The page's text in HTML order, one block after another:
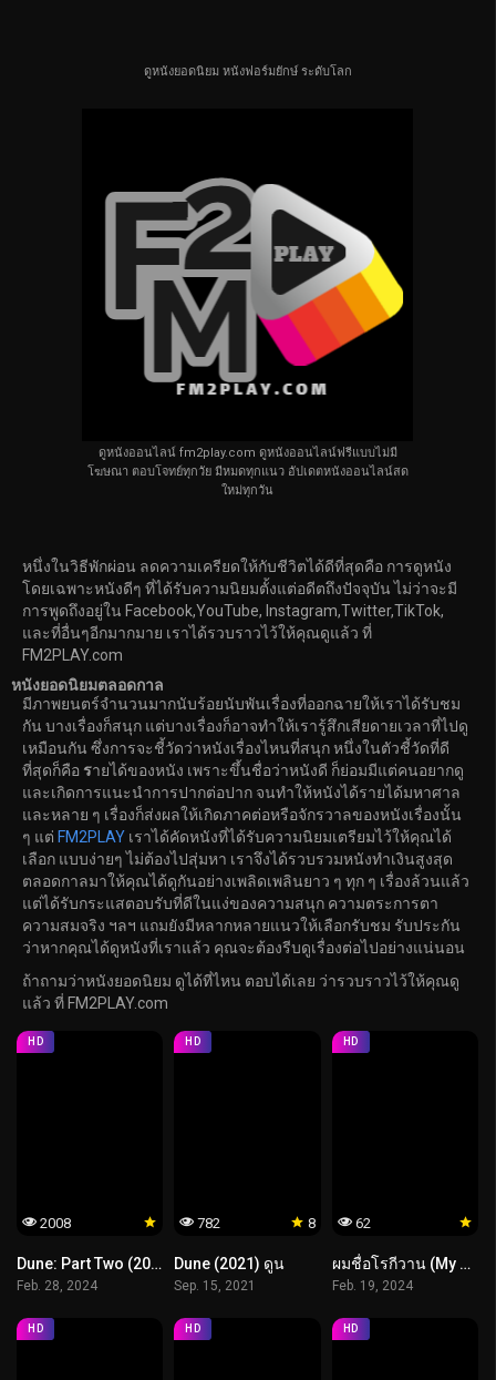
ดูหนังยอดนิยม หนังฟอร์มยักษ์ ระดับโลก
ดูหนังออนไลน์ fm2play.com ดูหนังออนไลน์ฟรีแบบไม่มี
โฆษณา ตอบโจทย์ทุกวัย มีหมดทุกแนว อัปเดตหนังออนไลน์สด
ใหม่ทุกวัน
หนึ่งในวิธีพักผ่อน ลดความเครียดให้กับชีวิตได้ดีที่สุดคือ การดูหนัง
โดยเฉพาะหนังดีๆ ที่ได้รับความนิยมตั้งแต่อดีตถึงปัจจุบัน ไม่ว่าจะมี
การพูดถึงอยู่ใน Facebook,YouTube, Instagram,Twitter,TikTok,
และที่อื่นๆอีกมากมาย เราได้รวบราวไว้ให้คุณดูแล้ว ที่
FM2PLAY.com
หนังยอดนิยมตลอดกาล
มีภาพยนตร์จำนวนมากนับร้อยนับพันเรื่องที่ออกฉายให้เราได้รับชม
กัน บางเรื่องก็สนุก แต่บางเรื่องก็อาจทำให้เรารู้สึกเสียดายเวลาที่ไปดู
เหมือนกัน ซึ่งการจะชี้วัดว่าหนังเรื่องไหนที่สนุก หนึ่งในตัวชี้วัดที่ดี
ที่สุดก็คือ รายได้ของหนัง เพราะขึ้นชื่อว่าหนังดี ก็ย่อมมีแต่คนอยากดู
และเกิดการแนะนำการปากต่อปาก จนทำให้หนังได้รายได้มหาศาล
และหลาย ๆ เรื่องก็ส่งผลให้เกิดภาคต่อหรือจักรวาลของหนังเรื่องนั้น
ๆ แต่ FM2PLAY เราได้คัดหนังที่ได้รับความนิยมเตรียมไว้ให้คุณได้
เลือก แบบง่ายๆ ไม่ต้องไปสุ่มหา เราจึงได้รวบรวมหนังทำเงินสูงสุด
ตลอดกาลมาให้คุณได้ดูกันอย่างเพลิดเพลินยาว ๆ ทุก ๆ เรื่องล้วนแล้ว
แต่ได้รับกระแสตอบรับที่ดีในแง่ของความสนุก ความตระการตา
ความสมจริง ฯลฯ แถมยังมีหลากหลายแนวให้เลือกรับชม รับประกัน
ว่าหากคุณได้ดูหนังที่เราแล้ว คุณจะต้องรีบดูเรื่องต่อไปอย่างแน่นอน
ถ้าถามว่าหนังยอดนิยม ดูได้ที่ไหน ตอบได้เลย ว่ารวบราวไว้ให้คุณดู
แล้ว ที่ FM2PLAY.com
2008
HD
Dune: Part Two (2024) ดูน ภาคสอง
Feb. 28, 2024
8
782
HD
Dune (2021) ดูน
Sep. 15, 2021
62
HD
ผมชื่อโรกีวาน (My Name Is Loh Kiwan)
Feb. 19, 2024
HD HD HD